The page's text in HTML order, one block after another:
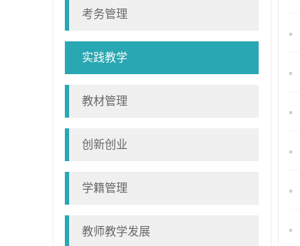
考务管理
实践教学
教材管理
创新创业
学籍管理
教师教学发展